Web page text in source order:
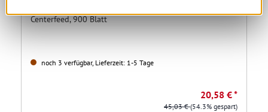
Centerfeed, 900 Blatt
noch 3 verfügbar, Lieferzeit: 1-5 Tage
20,58 € *
45,03 €(54.3% gespart)